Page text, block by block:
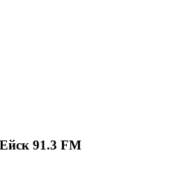
91.3 FM